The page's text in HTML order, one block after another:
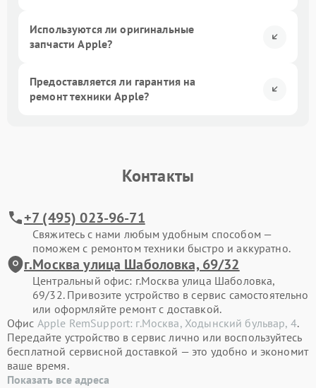
Используются ли оригинальные
запчасти Apple?
Предоставляется ли гарантия на
ремонт техники Apple?
Контакты
+7 (495) 023-96-71
Свяжитесь с нами любым удобным способом —
поможем с ремонтом техники быстро и аккуратно.
г.Москва улица Шаболовка, 69/32
Центральный офис: г.Москва улица Шаболовка,
69/32. Привозите устройство в сервис самостоятельно
или оформляйте ремонт с доставкой.
Офис Apple RemSupport: г.Москва, Ходынский бульвар, 4.
Передайте устройство в сервис лично или воспользуйтесь
бесплатной сервисной доставкой — это удобно и экономит
ваше время.
Показать все адреса